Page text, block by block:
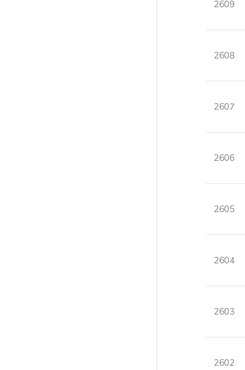
2609
2608
2607
2606
2605
2604
2603
2602